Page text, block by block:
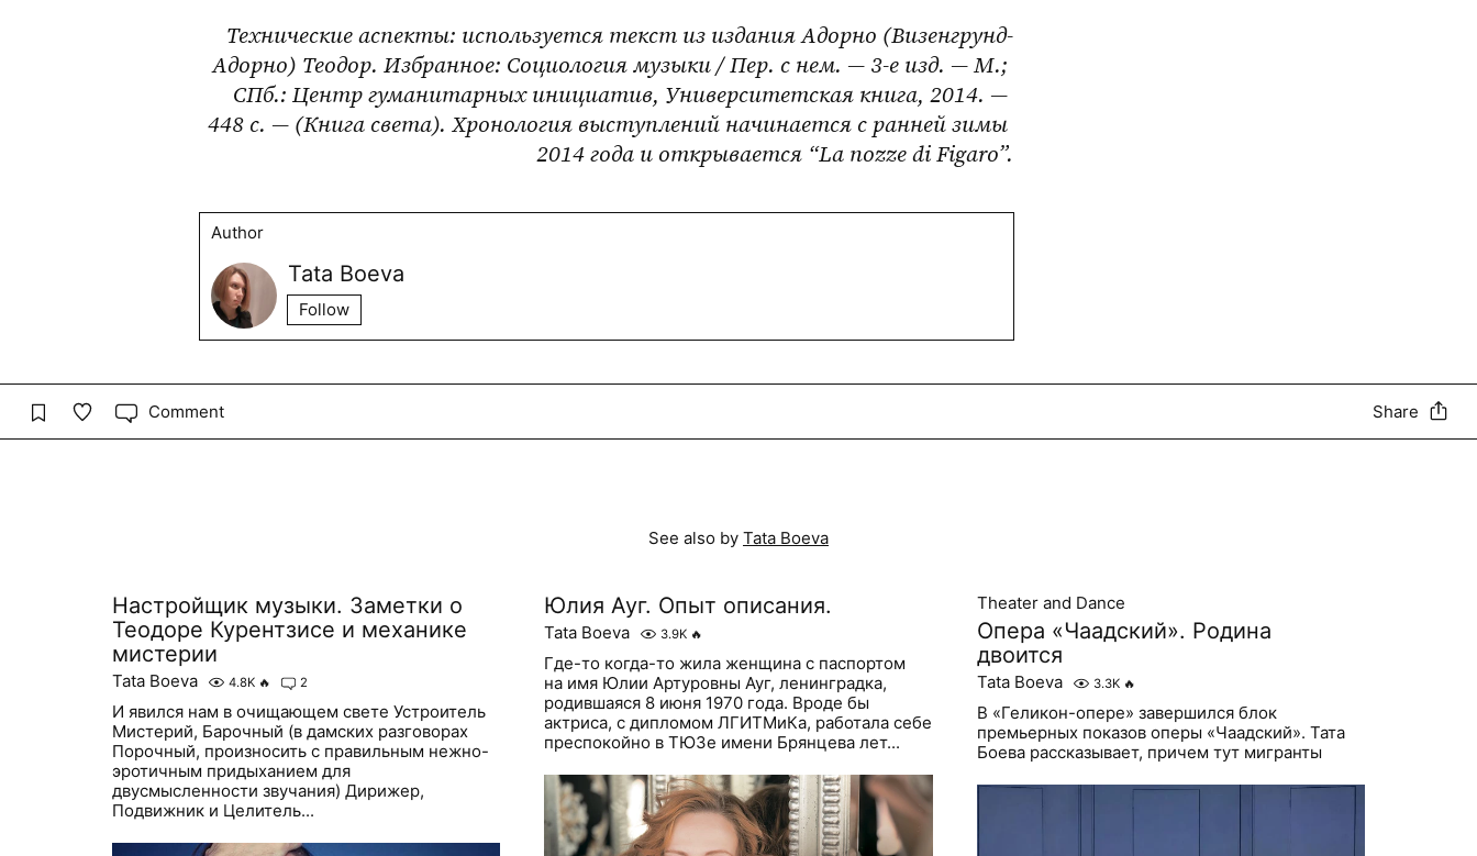
Технические аспекты: используется текст из издания Адорно (Визенгрунд-
Адорно) Теодор. Избранное: Социология музыки / Пер. с нем. — 3-е изд. — М.;
СПб.: Центр гуманитарных инициатив, Университетская книга, 2014. —
448 с. — (Книга света). Хронология выступлений начинается с ранней зимы
2014 года и открывается “La nozze di Figaro”.
Author
Tata Boeva
Follow
Comment Share
See also by Tata Boeva
Настройщик музыки. Заметки о
Теодоре Курентзисе и механике
мистерии
Tata Boeva 4.8K 🔥 2
И явился нам в очищающем свете Устроитель
Мистерий, Барочный (в дамских разговорах
Порочный, произносить с правильным нежно-
эротичным придыханием для
двусмысленности звучания) Дирижер,
Подвижник и Целитель...
Юлия Ауг. Опыт описания.
Tata Boeva 3.9K 🔥
Где-то когда-то жила женщина с паспортом
на имя Юлии Артуровны Ауг, ленинградка,
родившаяся 8 июня 1970 года. Вроде бы
актриса, с дипломом ЛГИТМиКа, работала себе
преспокойно в ТЮЗе имени Брянцева лет...
Theater and Dance
Опера «Чаадский». Родина
двоится
Tata Boeva 3.3K 🔥
В «Геликон-опере» завершился блок
премьерных показов оперы «Чаадский». Тата
Боева рассказывает, причем тут мигранты